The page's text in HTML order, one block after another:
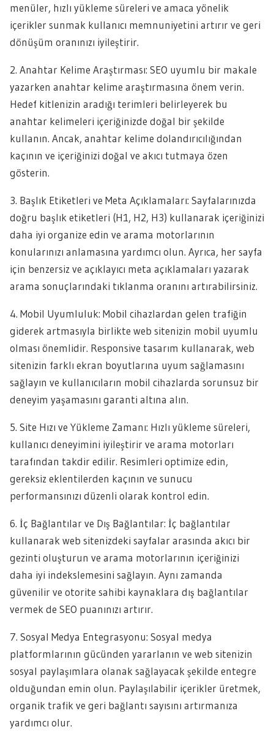
menüler, hızlı yükleme süreleri ve amaca yönelik
içerikler sunmak kullanıcı memnuniyetini artırır ve geri
dönüşüm oranınızı iyileştirir.
2. Anahtar Kelime Araştırması: SEO uyumlu bir makale
yazarken anahtar kelime araştırmasına önem verin.
Hedef kitlenizin aradığı terimleri belirleyerek bu
anahtar kelimeleri içeriğinizde doğal bir şekilde
kullanın. Ancak, anahtar kelime dolandırıcılığından
kaçının ve içeriğinizi doğal ve akıcı tutmaya özen
gösterin.
3. Başlık Etiketleri ve Meta Açıklamaları: Sayfalarınızda
doğru başlık etiketleri (H1, H2, H3) kullanarak içeriğinizi
daha iyi organize edin ve arama motorlarının
konularınızı anlamasına yardımcı olun. Ayrıca, her sayfa
için benzersiz ve açıklayıcı meta açıklamaları yazarak
arama sonuçlarındaki tıklanma oranını artırabilirsiniz.
4. Mobil Uyumluluk: Mobil cihazlardan gelen trafiğin
giderek artmasıyla birlikte web sitenizin mobil uyumlu
olması önemlidir. Responsive tasarım kullanarak, web
sitenizin farklı ekran boyutlarına uyum sağlamasını
sağlayın ve kullanıcıların mobil cihazlarda sorunsuz bir
deneyim yaşamasını garanti altına alın.
5. Site Hızı ve Yükleme Zamanı: Hızlı yükleme süreleri,
kullanıcı deneyimini iyileştirir ve arama motorları
tarafından takdir edilir. Resimleri optimize edin,
gereksiz eklentilerden kaçının ve sunucu
performansınızı düzenli olarak kontrol edin.
6. İç Bağlantılar ve Dış Bağlantılar: İç bağlantılar
kullanarak web sitenizdeki sayfalar arasında akıcı bir
gezinti oluşturun ve arama motorlarının içeriğinizi
daha iyi indekslemesini sağlayın. Aynı zamanda
güvenilir ve otorite sahibi kaynaklara dış bağlantılar
vermek de SEO puanınızı artırır.
7. Sosyal Medya Entegrasyonu: Sosyal medya
platformlarının gücünden yararlanın ve web sitenizin
sosyal paylaşımlara olanak sağlayacak şekilde entegre
olduğundan emin olun. Paylaşılabilir içerikler üretmek,
organik trafik ve geri bağlantı sayısını artırmanıza
yardımcı olur.